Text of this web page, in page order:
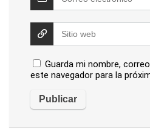
Guarda mi nombre,
este navegador para la